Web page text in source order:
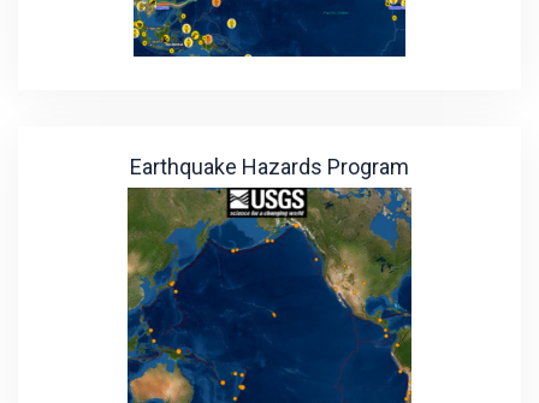
Earthquake Hazards Program